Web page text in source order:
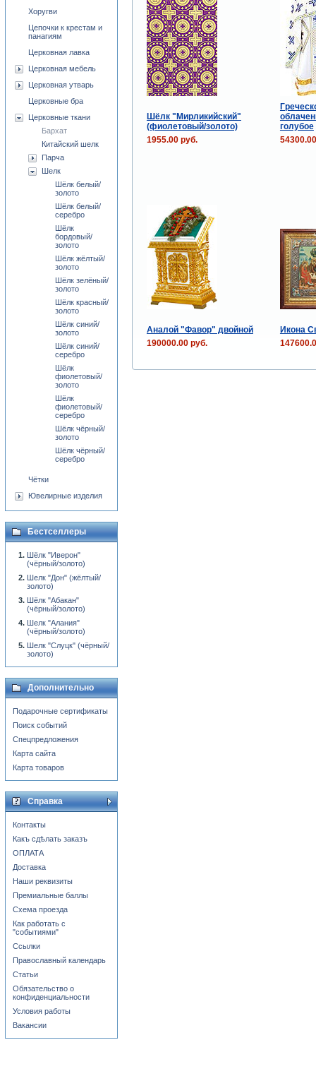
Шёлк "Мирликийский"
(фиолетовый/золото)
голубое
1955.00 руб.
Аналой "Фавор" двойной
Икона
190000.00 руб.
Хоругви
Цепочки к крестам и
панагиям
Церковная лавка
Церковная мебель
Церковная утварь
Церковные бра
Церковные ткани
Бархат
Китайский шелк
Парча
Шелк
Шёлк белый/
золото
Шёлк белый/
серебро
Шёлк
бордовый/
золото
Шёлк жёлтый/
золото
Шёлк зелёный/
золото
Шёлк красный/
золото
Шёлк синий/
золото
Шёлк синий/
серебро
Шёлк
фиолетовый/
золото
Шёлк
фиолетовый/
серебро
Шёлк чёрный/
золото
Шёлк чёрный/
серебро
Чётки
Ювелирные изделия
Бестселлеры
Шёлк "Иверон"
(чёрный/золото)
Шелк "Дон" (жёлтый/
золото)
Шёлк "Абакан"
(чёрный/золото)
Шелк "Алания"
(чёрный/золото)
Шелк "Слуцк" (чёрный/
золото)
Дополнительно
Подарочные сертификаты
Поиск событий
Спецпредложения
Карта сайта
Карта товаров
Справка
Контакты
Какъ сдѣлать заказъ
ОПЛАТА
Доставка
Наши реквизиты
Премиальные баллы
Схема проезда
Как работать с
"событиями"
Ссылки
Православный календарь
Статьи
Обязательство о
конфиденциальности
Условия работы
Вакансии